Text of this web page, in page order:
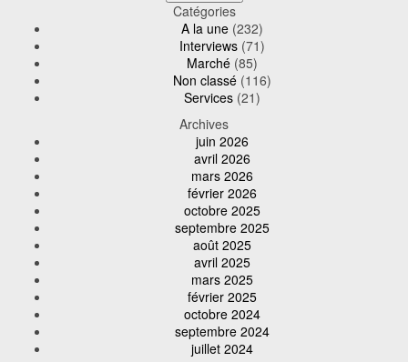
Catégories
A la une (232)
Interviews (71)
Marché (85)
Non classé (116)
Services (21)
Archives
juin 2026
avril 2026
mars 2026
février 2026
octobre 2025
septembre 2025
août 2025
avril 2025
mars 2025
février 2025
octobre 2024
septembre 2024
juillet 2024